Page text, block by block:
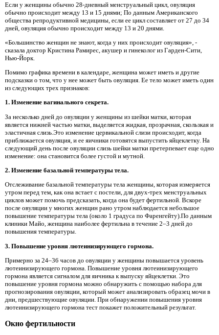
Если у женщины обычно 28-дневный менструальный цикл, овуляция
обычно происходит между 13 и 15 днями; По данным Американского
общества репродуктивной медицины, если ее цикл составляет от 27 до 34
дней, овуляция обычно происходит между 13 и 20 днями.
«Большинство женщин не знают, когда у них происходит овуляция», -
сказала доктор Кристина Рамирес, акушер и гинеколог из Гарден-Сити,
Нью-Йорк.
Помимо графика времени в календаре, женщина может иметь и другие
подсказки о том, что у нее может быть овуляция. Ее тело может иметь один
из следующих трех признаков:
1. Изменение вагинального секрета.
За несколько дней до овуляции у женщины из шейки матки, которая
является нижней частью матки, выделяется жидкая, прозрачная, скользкая и
эластичная слизь.Это изменение цервикальной слизи происходит, когда
приближается овуляция, и ее яичники готовятся выпустить яйцеклетку. На
следующий день после овуляции слизь шейки матки претерпевает еще одно
изменение: она становится более густой и мутной.
2. Изменение базальной температуры тела.
Отслеживание базальной температуры тела женщины, которая измеряется
утром перед тем, как она встает с постели, для двух-трех менструальных
циклов может помочь предсказать, когда она будет фертильной. Вскоре
после овуляции у многих женщин рано утром наблюдается небольшое
повышение температуры тела (около 1 градуса по Фаренгейту).По данным
клиники Майо, женщина наиболее фертильна в течение 2–3 дней до
повышения температуры.
3. Повышение уровня лютеинизирующего гормона.
Примерно за 24–36 часов до овуляции у женщины повышается уровень
лютеинизирующего гормона. Повышение уровня лютеинизирующего
гормона является сигналом для яичника к выпуску яйцеклетки. Это
повышение уровня гормона можно обнаружить с помощью набора для
прогнозирования овуляции, который может анализировать образец мочи в
дни, предшествующие овуляции. При обнаружении повышения уровня
лютеинизирующего гормона тест покажет положительный результат.
Окно фертильности